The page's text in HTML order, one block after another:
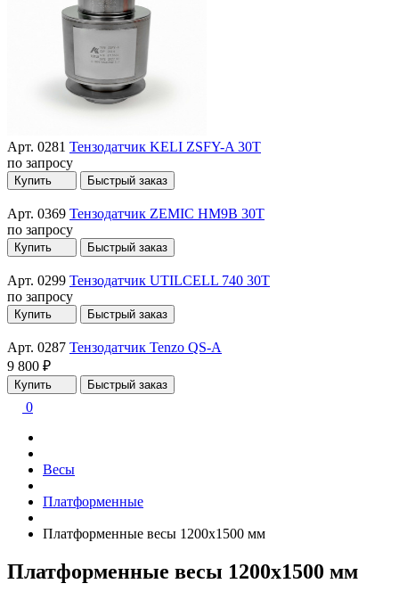
Арт. 0281 Тензодатчик KELI ZSFY-A 30T
по запросу
Купить Быстрый заказ
Арт. 0369 Тензодатчик ZEMIC HM9B 30T
по запросу
Купить Быстрый заказ
Арт. 0299 Тензодатчик UTILCELL 740 30T
по запросу
Купить Быстрый заказ
Арт. 0287 Тензодатчик Tenzo QS-A
9 800 ₽
Купить Быстрый заказ
0
Весы
Платформенные
Платформенные весы 1200х1500 мм
Платформенные весы 1200х1500 мм